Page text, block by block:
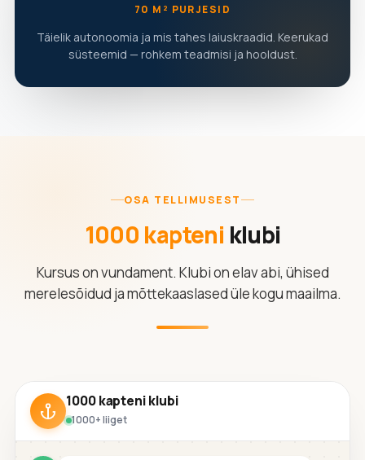
70 M² PURJESID
Täielik autonoomia ja mis tahes laiuskraadid. Keerukad
süsteemid — rohkem teadmisi ja hooldust.
OSA TELLIMUSEST
1000 kapteni klubi
Kursus on vundament. Klubi on elav abi, ühised
merelesõidud ja mõttekaaslased üle kogu maailma.
1000 kapteni klubi
1000+ liiget